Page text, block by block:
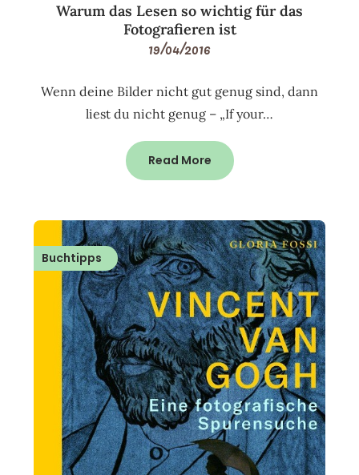
Warum das Lesen so wichtig für das
Fotografieren ist
19/04/2016
Wenn deine Bilder nicht gut genug sind, dann
liest du nicht genug – „If your…
Read More
Buchtipps